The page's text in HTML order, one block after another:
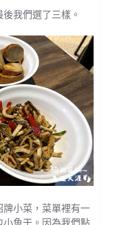
我們選了三樣。
牌小菜，菜單裡有一
小魚干。因為我們點